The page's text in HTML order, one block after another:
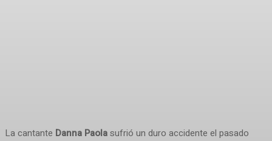
La cantante Danna Paolasufrió un duro accidente el pasado